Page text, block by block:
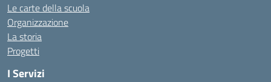
Le carte della scuola
Organizzazione
La storia
Progetti
I Servizi